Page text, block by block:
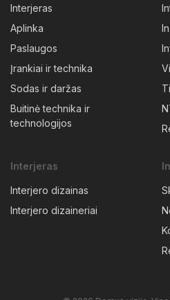
Interjeras
Aplinka
Paslaugos
Įrankiai ir technika
Sodas ir daržas
Buitinė technika ir
technologijos
Interjeras
Interjero dizainas
Interjero dizaineriai